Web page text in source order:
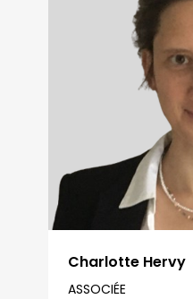
Charlotte Hervy
ASSOCIÉE